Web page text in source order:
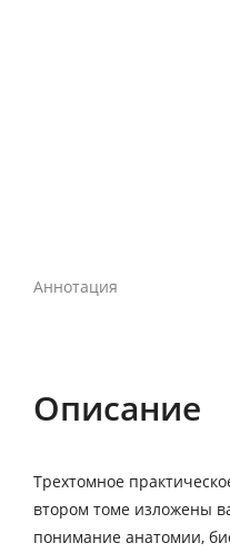
Аннотация
Описание
Трехтомное
втором томе изложены
понимание анатомии,